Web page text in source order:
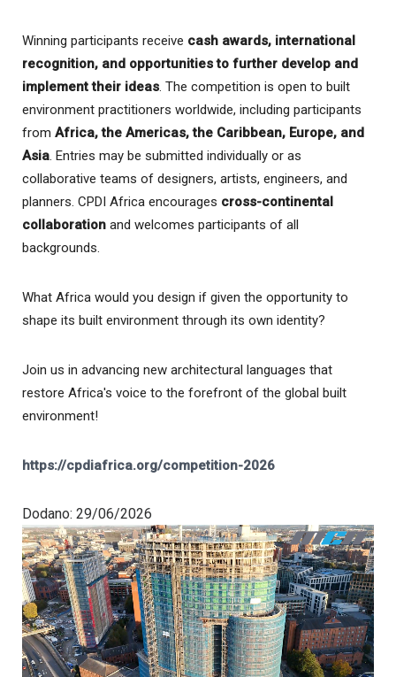
Winning participants receive cash awards, international
recognition, and opportunities to further develop and
implement their ideas . The competition is open to built
environment practitioners worldwide, including participants
from Africa, the Americas, the Caribbean, Europe, and
Asia . Entries may be submitted individually or as
collaborative teams of designers, artists, engineers, and
planners. CPDI Africa encourages cross-continental
collaboration and welcomes participants of all
backgrounds.
What Africa would you design if given the opportunity to
shape its built environment through its own identity?
Join us in advancing new architectural languages that
restore Africa's voice to the forefront of the global built
environment!
https://cpdiafrica.org/competition-2026
Dodano: 29/06/2026